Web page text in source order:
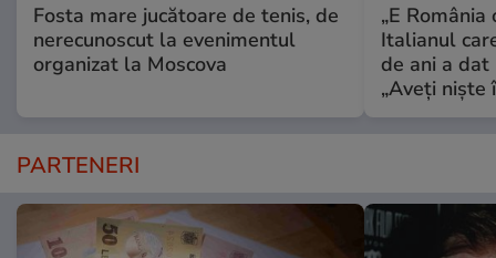
Fosta mare jucătoare de tenis, de
nerecunoscut la evenimentul
organizat la Moscova
„E
Italianul
de ani a
„Aveți niște
PARTENERI